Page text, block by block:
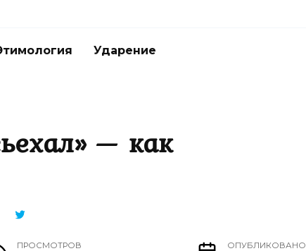
Ударение
— как
ПРОСМОТРОВ ОПУБЛИКОВАНО